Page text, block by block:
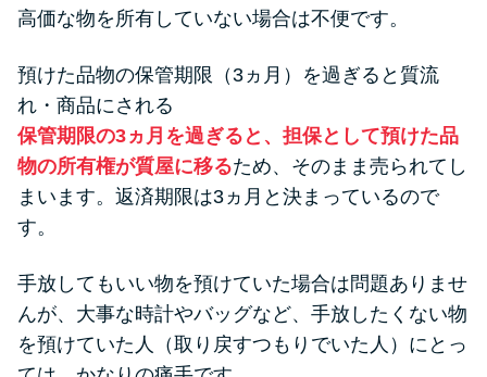
高価な物を所有していない場合は不便です。
預けた品物の保管期限（3ヵ月）を過ぎると質流
れ・商品にされる
保管期限の3ヵ月を過ぎると、担保として預けた品
物の所有権が質屋に移るため、そのまま売られてし
まいます。返済期限は3ヵ月と決まっているので
す。
手放してもいい物を預けていた場合は問題ありませ
んが、大事な時計やバッグなど、手放したくない物
を預けていた人（取り戻すつもりでいた人）にとっ